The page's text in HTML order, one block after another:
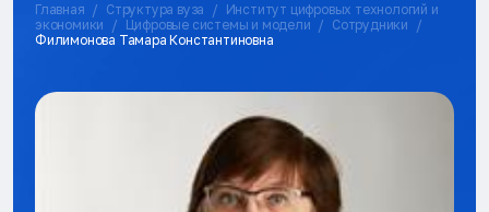
Главная Структура вуза
Институт цифровых технологий и
экономики
Цифровые системы и модели
Сотрудники
Филимонова Тамара Константиновна